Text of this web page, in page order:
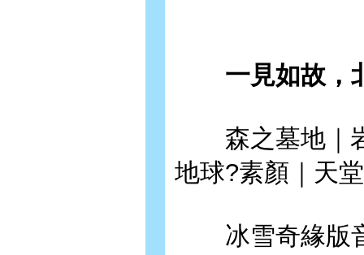
一見如故，北
森之墓地｜岩
地球?素顏｜天
冰雪奇緣版音